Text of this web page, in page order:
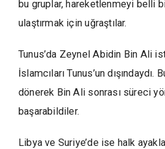
bu gruplar, hareketlenmeyi belli
ulaştırmak için uğraştılar.
Tunus’da Zeynel Abidin Bin Ali
İslamcıları Tunus’un dışındaydı.
dönerek Bin Ali sonrası süreci
başarabildiler.
Libya ve Suriye’de ise halk